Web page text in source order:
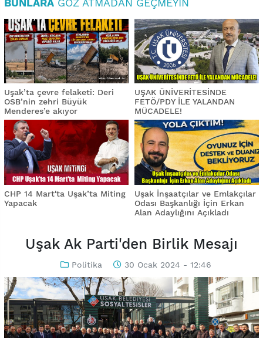
Uşak’ta çevre felaketi: Deri
OSB’nin zehri Büyük
Menderes’e akıyor
UŞAK ÜNİVERİTESİNDE
FETÖ/PDY İLE YALANDAN
MÜCADELE!
CHP 14 Mart'ta Uşak’ta Miting
Yapacak
Uşak İnşaatçılar ve Emlakçılar
Odası Başkanlığı İçin Erkan
Alan Adaylığını Açıkladı
Uşak Ak Parti'den Birlik Mesajı
Politika 30 Ocak 2024 - 12:46